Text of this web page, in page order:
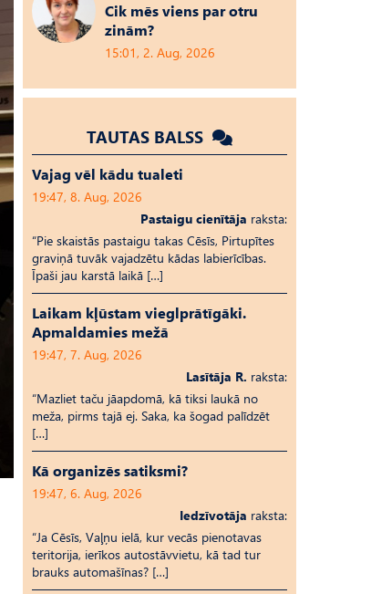
Cik mēs viens par otru
zinām?
15:01, 2. Aug, 2026
TAUTAS BALSS
Vajag vēl kādu tualeti
19:47, 8. Aug, 2026
Pastaigu cienītāja raksta:
“Pie skaistās pastaigu takas Cēsīs, Pirtupītes
graviņā tuvāk vajadzētu kādas labierīcības.
Īpaši jau karstā laikā […]
Laikam kļūstam vieglprātīgāki.
Apmaldamies mežā
19:47, 7. Aug, 2026
Lasītāja R. raksta:
“Mazliet taču jāapdomā, kā tiksi laukā no
meža, pirms tajā ej. Saka, ka šogad palīdzēt
[…]
Kā organizēs satiksmi?
19:47, 6. Aug, 2026
Iedzīvotāja raksta:
“Ja Cēsīs, Vaļņu ielā, kur vecās pienotavas
teritorija, ierīkos autostāvvietu, kā tad tur
brauks automašīnas? […]